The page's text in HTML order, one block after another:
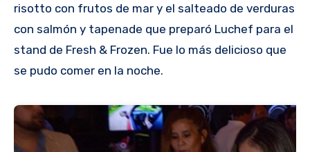
risotto con frutos de mar y el salteado de verduras
con salmón y tapenade que preparó Luchef para el
stand de Fresh & Frozen. Fue lo más delicioso que
se pudo comer en la noche.